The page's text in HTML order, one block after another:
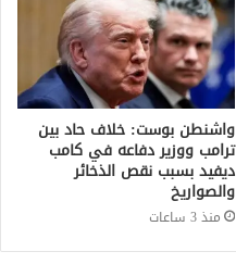
واشنطن بوست: خلاف حاد بين
ترامب ووزير دفاعه في كامب
ديفيد بسبب نقص الذخائر
والصواريخ
منذ 3 ساعات